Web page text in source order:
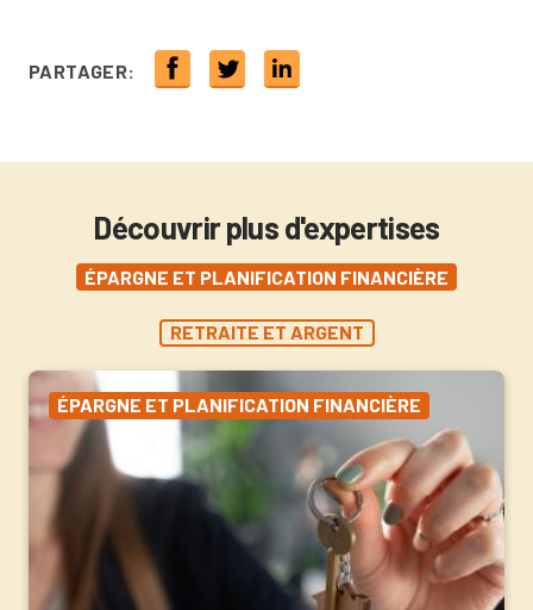
PARTAGER:
Découvrir plus d'expertises
ÉPARGNE ET PLANIFICATION FINANCIÈRE
RETRAITE ET ARGENT
ÉPARGNE ET PLANIFICATION FINANCIÈRE